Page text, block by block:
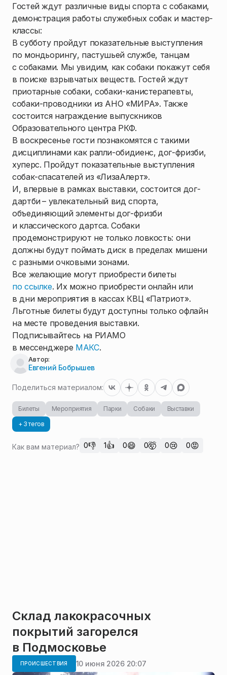
Гостей ждут различные виды спорта с собаками,
демонстрация работы служебных собак и мастер-
классы:
В субботу пройдут показательные выступления
по мондьорингу, пастушьей службе, танцам
с собаками. Мы увидим, как собаки покажут себя
в поиске взрывчатых веществ. Гостей ждут
приотарные собаки, собаки-канистерапевты,
собаки-проводники из АНО «МИРА». Также
состоится награждение выпускников
Образовательного центра РКФ.
В воскресенье гости познакомятся с такими
дисциплинами как ралли-обидиенс, дог-фризби,
хуперс. Пройдут показательные выступления
собак-спасателей из «ЛизаАлерт».
И, впервые в рамках выставки, состоится дог-
дартби– увлекательный вид спорта,
объединяющий элементы дог-фризби
и классического дартса. Собаки
продемонстрируют не только ловкость: они
должны будут поймать диск в пределах мишени
с разными очковыми зонами.
Все желающие могут приобрести билеты
по ссылке. Их можно приобрести онлайн или
в дни мероприятия в кассах КВЦ «Патриот».
Льготные билеты будут доступны только офлайн
на месте проведения выставки.
Подписывайтесь на РИАМО
в мессенджере МАКС.
Автор:
Евгений Бобрышев
Поделиться материалом:
Билеты Мероприятия Парки Собаки
Выставки
+ 3 тегов
Как вам материал? 0👎 1👍 0😄 0🤯 0😢 0😡
Склад лакокрасочных
покрытий загорелся
в Подмосковье
ПРОИСШЕСТВИЯ 10 июня 2026 20:07